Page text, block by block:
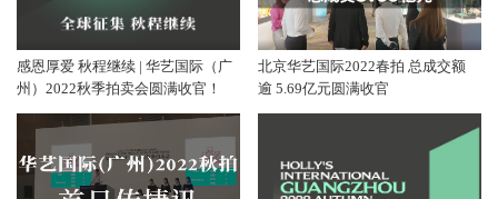
感恩厚爱 秋程继续 | 华艺国际（广
州）2022秋季拍卖会圆满收官！
北京华艺国际2022春拍 总成交额
逾 5.69亿元圆满收官